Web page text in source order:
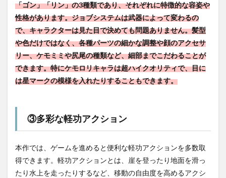
「ゴン」「リン」の3種類であり、それぞれに特徴的な容姿や
性格があります。ジョブシステムは武器によって変わるの
で、キャラクターは見た目で決めても問題ありません。髪型
や色だけではなく、各種パーツの細かな調整や顔のアクセサ
リー、ケモミミや尻尾の種類など、細部までこだわることが
できます。特にケモロリキャラは超ハイクオリティで、目に
は星マークの模様を入れたりすることもできます。
③多彩な軽功アクション
本作では、ゲームを進めると便利な軽功アクションを多数取
得できます。軽功アクションとは、崖を登ったり地面を滑っ
たり水上を走ったりするなど、移動の自由度を高めるアクシ